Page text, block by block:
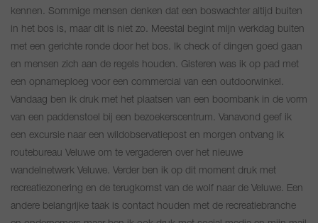
kennen. Sommige mensen denken dat een boswachter altijd buiten
in het bos is, maar dit is niet zo. Meestal begint mijn werkdag buiten
met een gerichte ronde door het bos. Ik check of dingen goed gaan
en mensen zich aan de regels houden. Gisteren was ik op pad met
een opnameploeg voor een commercial van een outdoorwinkel.
Vandaag ben ik druk met het plaatsen van een boombank in de vorm
van een paddenstoel bij een bezoekerscentrum. Vanavond geef ik
een excursie naar een wildobservatiepost en morgen ontvang ik
routebureau Veluwe om te vergaderen over het nieuwe
wandelnetwerk Veluwe. Verder ben ik op dit moment druk met
recreatiezonering en de terugkomst van de wolf naar de Veluwe. Een
andere belangrijke taak is contact houden met de recreatiebranche